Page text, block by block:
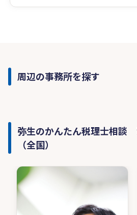
周辺の事務所を探す
弥生のかんたん税理士相談
（全国）